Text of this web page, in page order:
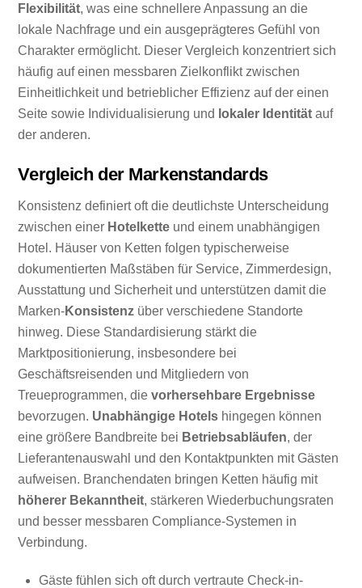
Flexibilität, was eine schnellere Anpassung an die
lokale Nachfrage und ein ausgeprägteres Gefühl von
Charakter ermöglicht. Dieser Vergleich konzentriert sich
häufig auf einen messbaren Zielkonflikt zwischen
Einheitlichkeit und betrieblicher Effizienz auf der einen
Seite sowie Individualisierung und lokaler Identität auf
der anderen.
Vergleich der Markenstandards
Konsistenz definiert oft die deutlichste Unterscheidung
zwischen einer Hotelkette und einem unabhängigen
Hotel. Häuser von Ketten folgen typischerweise
dokumentierten Maßstäben für Service, Zimmerdesign,
Ausstattung und Sicherheit und unterstützen damit die
Marken-Konsistenz über verschiedene Standorte
hinweg. Diese Standardisierung stärkt die
Marktpositionierung, insbesondere bei
Geschäftsreisenden und Mitgliedern von
Treueprogrammen, dievorhersehbare Ergebnisse
bevorzugen. Unabhängige Hotels hingegen können
eine größere Bandbreite bei Betriebsabläufen, der
Lieferantenauswahl und den Kontaktpunkten mit Gästen
aufweisen. Branchendaten bringen Ketten häufig mit
höherer Bekanntheit, stärkeren Wiederbuchungsraten
und besser messbaren Compliance-Systemen in
Verbindung.
Gäste fühlen sich oft durch vertraute Check-in-